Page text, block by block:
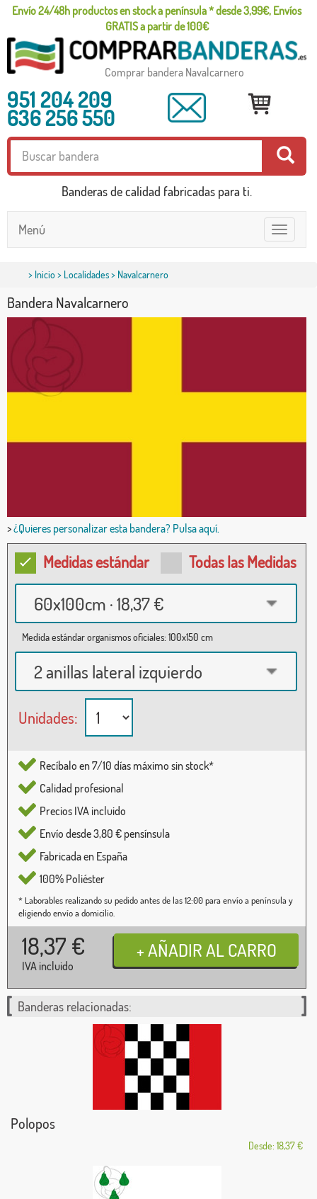
Envío 24/48h productos en stock a península * desde 3,99€, Envíos
GRATIS a partir de 100€
Comprar bandera Navalcarnero
951 204 209
636 256 550
Banderas de calidad fabricadas para ti.
Toggle
navigation
Menú
> Inicio> Localidades> Navalcarnero
Bandera Navalcarnero
>¿Quieres personalizar esta bandera? Pulsa aquí.
Medidas estándar Todas las Medidas
60x100cm · 18,37 €
Medida estándar organismos oficiales: 100x150 cm
2 anillas lateral izquierdo
Unidades:
Recíbalo en 7/10 días máximo sin stock*
Calidad profesional
Precios IVA incluido
Envío desde 3,80 € pensínsula
Fabricada en España
100% Poliéster
* Laborables realizando su pedido antes de las 12:00 para envío a península y
eligiendo envío a domicilio.
18,37 €
IVA incluido
Banderas relacionadas:
Polopos
Desde: 18,37 €